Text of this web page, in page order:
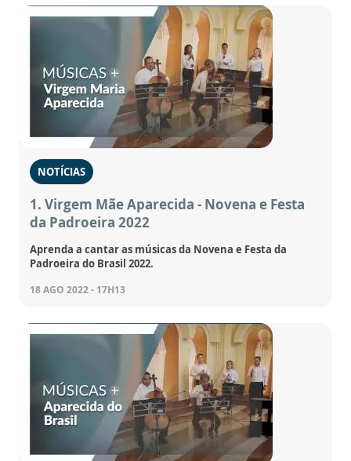
NOTÍCIAS
1. Virgem Mãe Aparecida - Novena e Festa
da Padroeira 2022
Aprenda a cantar as músicas da Novena e Festa da
Padroeira do Brasil 2022.
18 AGO 2022 - 17H13